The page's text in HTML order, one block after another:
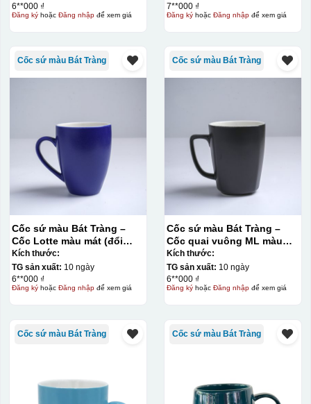
6**000 ₫
Đăng kýhoặc Đăng nhậpđể xem giá
7**000 ₫
Đăng kýhoặc Đăng nhậpđể xem giá
Cốc sứ màu Bát Tràng
Cốc sứ màu Bát Tràng –
Cốc Lotte màu mát (đổi
quai)
Kích thước:
TG sản xuất: 10 ngày
6**000 ₫
Đăng kýhoặc Đăng nhậpđể xem giá
Cốc sứ màu Bát Tràng
Cốc sứ màu Bát Tràng –
Cốc quai vuông ML màu
mát
Kích thước:
TG sản xuất: 10 ngày
6**000 ₫
Đăng kýhoặc Đăng nhậpđể xem giá
Cốc sứ màu Bát Tràng Cốc sứ màu Bát Tràng